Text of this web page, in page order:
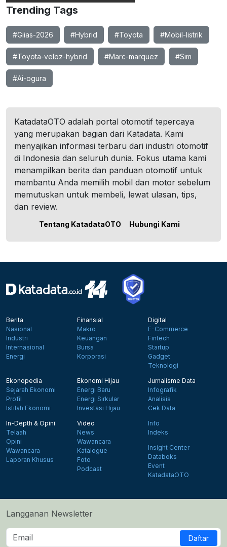
Trending Tags
#Giias-2026 #Hybrid #Toyota #Mobil-listrik
#Toyota-veloz-hybrid #Marc-marquez #Sim
#Ai-ogura
KatadataOTO adalah portal otomotif tepercaya
yang merupakan bagian dari Katadata. Kami
menyajikan informasi terbaru dari industri otomotif
di Indonesia dan seluruh dunia. Fokus utama kami
menampilkan berita dan panduan otomotif untuk
membantu Anda memilih mobil dan motor sebelum
memutuskan untuk membeli, lewat ulasan, tips,
dan review.
Tentang KatadataOTO Hubungi Kami
Berita
Nasional
Industri
Internasional
Energi
Finansial
Makro
Keuangan
Bursa
Korporasi
Digital
E-Commerce
Fintech
Startup
Gadget
Teknologi
Ekonopedia
Sejarah Ekonomi
Profil
Istilah Ekonomi
Ekonomi Hijau
Energi Baru
Energi Sirkular
Investasi Hijau
Jurnalisme Data
Infografik
Analisis
Cek Data
In-Depth & Opini
Telaah
Opini
Wawancara
Laporan Khusus
Video
News
Wawancara
Katalogue
Foto
Podcast
Info
Indeks
Insight Center
Databoks
Event
KatadataOTO
Langganan Newsletter
Daftar